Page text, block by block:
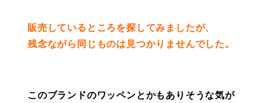
販売しているところを探してみましたが、
残念ながら同じものは見つかりませんでした。
このブランドのワッペンとかもありそうな気が